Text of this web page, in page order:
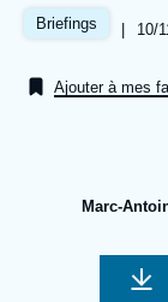
À propos de l'Ifri
Briefings |
Date
10/
Ajouter à mes
Marc-
Image
couverture